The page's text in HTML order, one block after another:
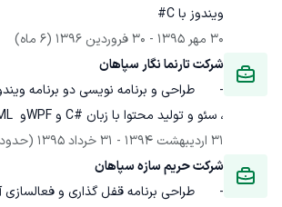
ویندوز با C#
30 مهر 1395
- 30 فروردین 1396
(6 ماه)
شرکت تارنما نگار سپاهان
-	طراحی و برنامه نویسی دو برنامه
، سئو و تولید محتوا با زبان #C و WPFو  XML
31 اردیبهشت 1394
- 31 خرداد 1395
(حدود 1 سال)
شرکت حریم سازه سپاهان
-	طراحی برنامه قفل گذاری و فعالسازی